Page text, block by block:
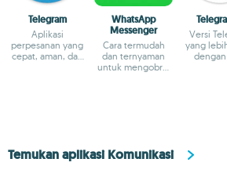
Telegram
Aplikasi
perpesanan yang
cepat, aman, dan
WhatsApp
Messenger
Cara termudah
dan ternyaman
untuk mengobrol
Versi
yang
Temukan aplikasi Komunikasi